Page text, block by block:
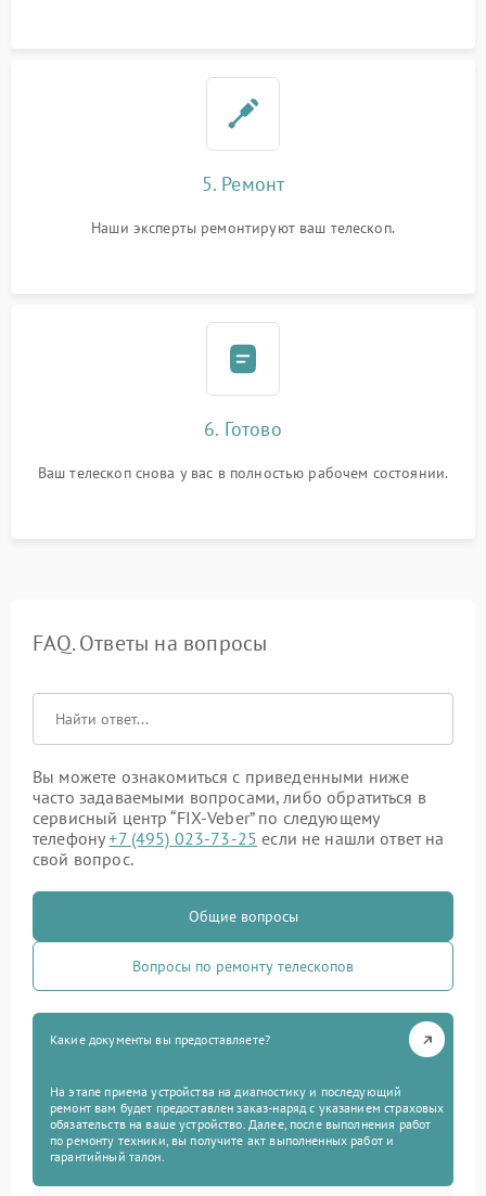
5. Ремонт
Наши эксперты ремонтируют ваш телескоп.
6. Готово
Ваш телескоп снова у вас в полностью рабочем состоянии.
FAQ. Ответы на вопросы
Вы можете ознакомиться с приведенными ниже
часто задаваемыми вопросами, либо обратиться в
сервисный центр “FIX-Veber” по следующему
телефону+7 (495) 023-73-25 если не нашли ответ на
свой вопрос.
Общие вопросы
Вопросы по ремонту телескопов
Какие документы вы предоставляете?
На этапе приема устройства на диагностику и последующий
ремонт вам будет предоставлен заказ-наряд с указанием страховых
обязательств на ваше устройство. Далее, после выполнения работ
по ремонту техники, вы получите акт выполненных работ и
гарантийный талон.